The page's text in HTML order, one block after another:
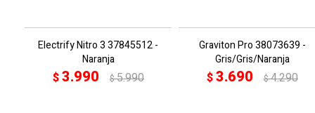
Electrify Nitro 3 37845512 -
Naranja
$3.990 $5.990
Graviton Pro 38073639 -
Gris/Gris/Naranja
$3.690 $4.290